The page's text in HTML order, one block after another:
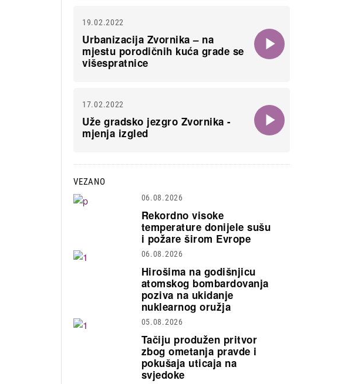
19.02.2022
Urbanizacija Zvornika – na
mjestu porodičnih kuća grade se
višespratnice
17.02.2022
Uže gradsko jezgro Zvornika -
mjenja izgled
VEZANO
06.08.2026
Rekordno visoke
temperature donijele sušu
i požare širom Evrope
06.08.2026
Hirošima na godišnjicu
atomskog bombardovanja
poziva na ukidanje
nuklearnog oružja
05.08.2026
Tačiju produžen pritvor
zbog ometanja pravde i
pokušaja uticaja na
svjedoke